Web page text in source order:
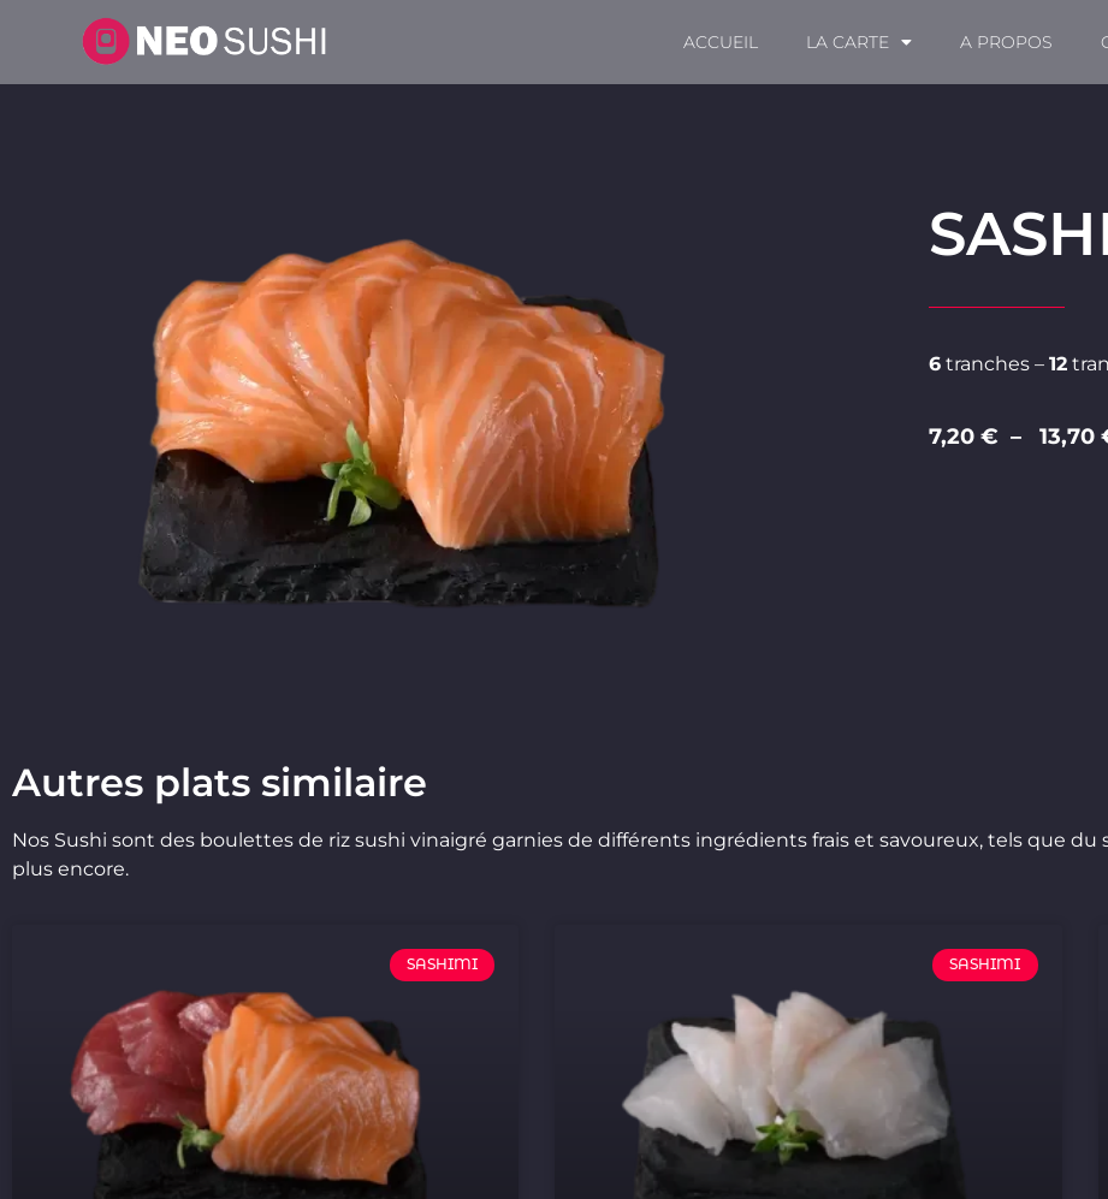
ACCUEIL LA CARTE A PROPOS
6 tranches – 12
7,20 € – 13,70
Autres plats similaire
Nos Sushi sont des boulettes de riz sushi vinaigré garnies de différents ingrédients frais et savoureux, tels que
plus encore.
SASHIMI SASHIMI